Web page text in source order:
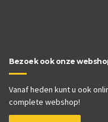
Bezoek ook onze
Vanaf heden kunt u ook
complete webshop!